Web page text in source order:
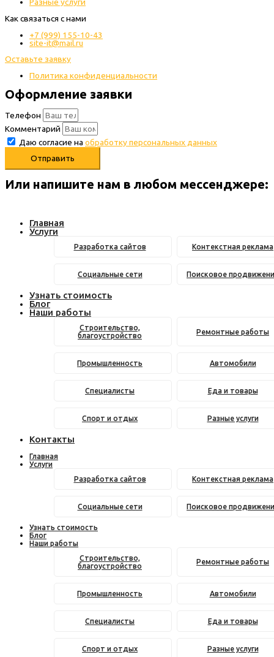
Разные услуги
Как связаться с нами
+7 (999) 155-10-43
site-it@mail.ru
Оставьте заявку
Политика конфиденциальности
Оформление заявки
Телефон
Комментарий
Даю согласие на обработку персональных данных
Отправить
Или напишите нам в любом месcенджере:
Главная
Услуги
Разработка сайтов Контекстная реклама
Социальные сети Поисковое
Узнать стоимость
Блог
Наши работы
Строительство,
благоустройство
Ремонтные работы
Промышленность Автомобили
Специалисты Еда и товары
Спорт и отдых Разные услуги
Контакты
Главная
Услуги
Разработка сайтов
Контекстная реклама
Социальные сети Поисковое
Узнать стоимость
Блог
Наши работы
Строительство,
благоустройство
Ремонтные работы
Промышленность Автомобили
Специалисты Еда и товары
Спорт и отдых Разные услуги